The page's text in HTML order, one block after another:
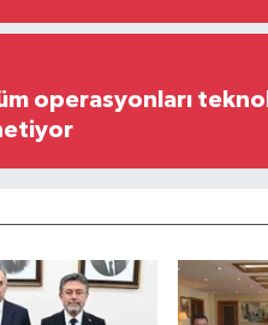
operasyonları